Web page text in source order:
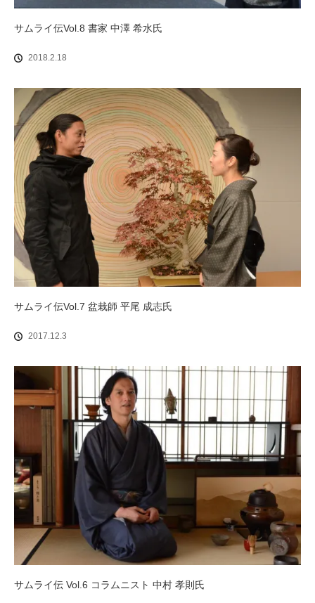
サムライ伝Vol.8 書家 中澤 希水氏
2018.2.18
サムライ伝Vol.7 盆栽師 平尾 成志氏
2017.12.3
サムライ伝 Vol.6 コラムニスト 中村 孝則氏